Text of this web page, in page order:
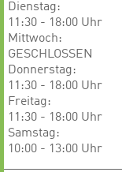
Dienstag:
11:30 - 18:00 Uhr
Mittwoch:
GESCHLOSSEN
​​​​​​Donnerstag:
11:30 - 18:00 Uhr
Freitag:
11:30 - 18:00 Uhr
Samstag:
10:00 - 13:00 Uhr